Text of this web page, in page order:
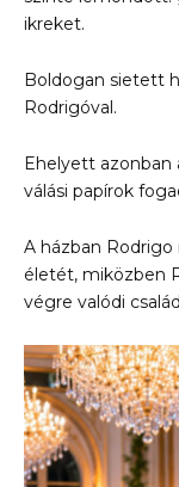
ikreket.
Boldogan sietett
Rodrigóval.
Ehelyett azonban
válási papírok
A házban Rodrigo
életét, miközben
végre valódi